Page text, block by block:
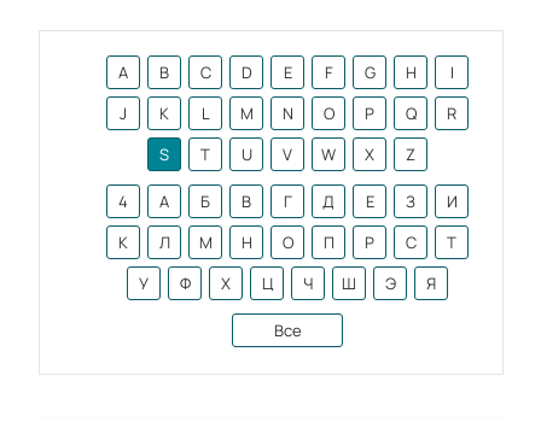
A B C D E F G H
I
J
K L M N O P Q
R
S
T U V W X Z
4 А Б В Г Д Е З
И
К
Л М Н О П Р С
Т
У
Ф Х Ц Ч Ш Э Я
Все